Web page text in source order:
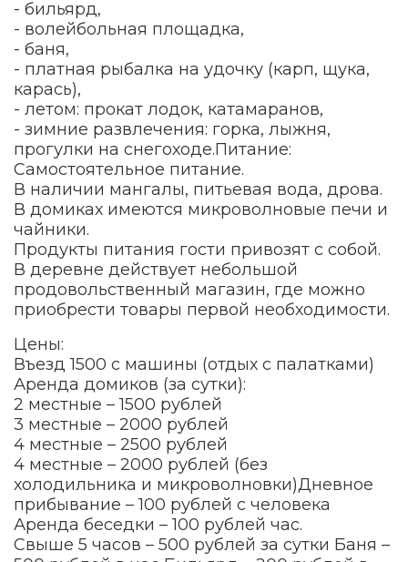
- бильярд,
- волейбольная площадка,
- баня,
- платная рыбалка на удочку (карп, щука,
карась),
- летом: прокат лодок, катамаранов,
- зимние развлечения: горка, лыжня,
прогулки на снегоходе.Питание:
Самостоятельное питание.
В наличии мангалы, питьевая вода, дрова.
В домиках имеются микроволновые печи и
чайники.
Продукты питания гости привозят с собой.
В деревне действует небольшой
продовольственный магазин, где можно
приобрести товары первой необходимости.
Цены:
Въезд 1500 с машины (отдых с палатками)
Аренда домиков (за сутки):
2 местные – 1500 рублей
3 местные – 2000 рублей
4 местные – 2500 рублей
4 местные – 2000 рублей (без
холодильника и микроволновки)Дневное
прибывание – 100 рублей с человека
Аренда беседки – 100 рублей час.
Свыше 5 часов – 500 рублей за сутки Баня –